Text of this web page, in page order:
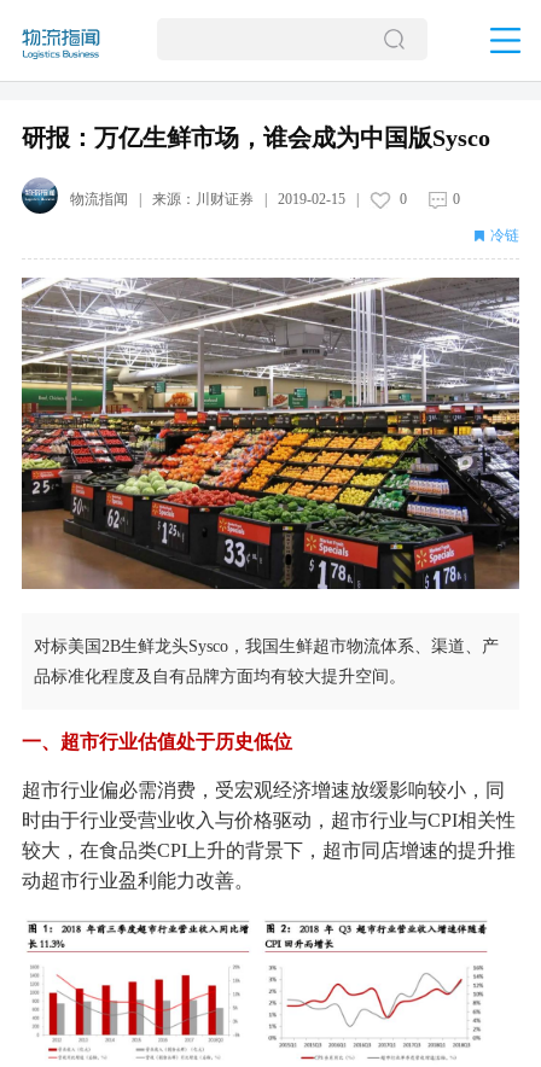
研报：万亿生鲜市场，谁会成为中国版Sysco
物流指闻 | 来源： 川财证券 2019-02-15| 0 0
冷链
对标美国2B生鲜龙头Sysco，我国生鲜超市物流体系、渠道、产
品标准化程度及自有品牌方面均有较大提升空间。
一、超市行业估值处于历史低位
超市行业偏必需消费，受宏观经济增速放缓影响较小，同
时由于行业受营业收入与价格驱动，超市行业与CPI相关性
较大，在食品类CPI上升的背景下，超市同店增速的提升推
动超市行业盈利能力改善。